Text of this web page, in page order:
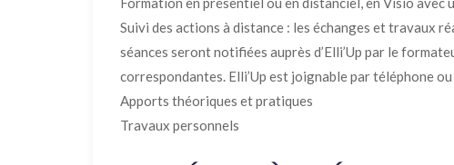
Suivi des actions à distance : les échanges et travaux
séances seront notifiées auprès d’Elli’Up par le
correspondantes. Elli’Up est joignable par téléphone ou
Apports théoriques et pratiques
Travaux personnels